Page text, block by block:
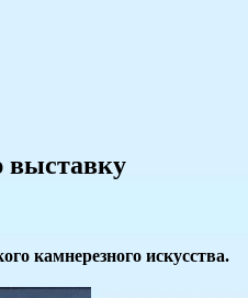
выставку
камнерезного искусства.